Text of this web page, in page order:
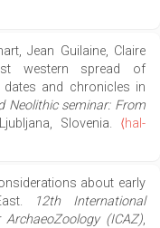
Jean Guilaine, Claire
western spread of
dates and chronicles in
Neolithic seminar: From
Slovenia. ⟨hal-
about early
12th International
(ICAZ),